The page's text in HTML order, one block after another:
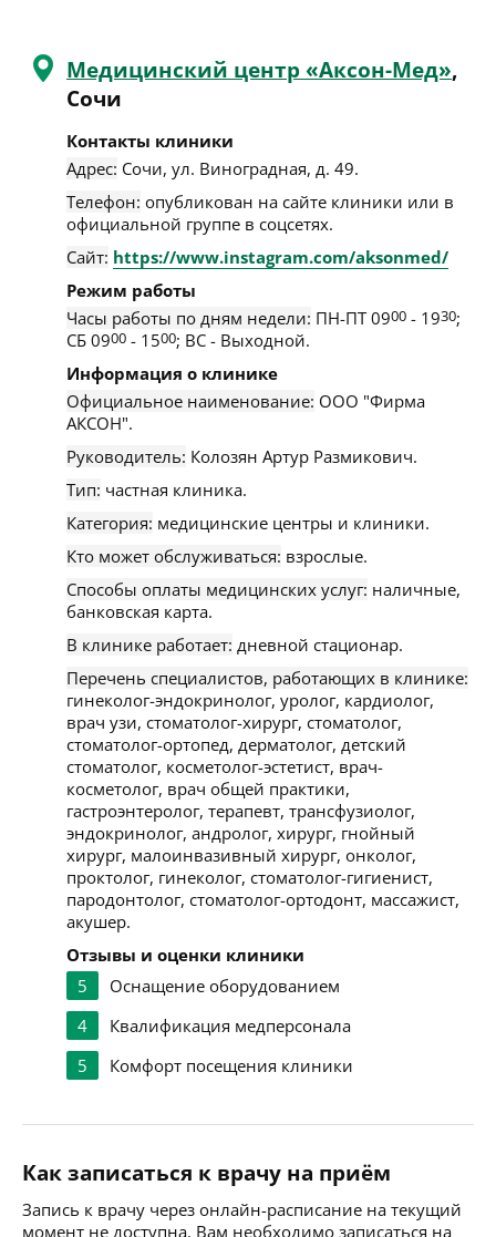
Медицинский центр «Аксон-Мед»,
Сочи
Контакты клиники
Адрес: Сочи, ул. Виноградная, д. 49.
Телефон: опубликован на сайте клиники или в
официальной группе в соцсетях.
Сайт: https://www.instagram.com/aksonmed/
Режим работы
Часы работы по дням недели: ПН-ПТ 0900 - 1930;
СБ 0900 - 1500; ВС - Выходной.
Информация о клинике
Официальное наименование: ООО "Фирма
АКСОН".
Руководитель: Колозян Артур Размикович.
Тип: частная клиника.
Категория: медицинские центры и клиники.
Кто может обслуживаться: взрослые.
Способы оплаты медицинских услуг: наличные,
банковская карта.
В клинике работает: дневной стационар.
Перечень специалистов, работающих в клинике:
гинеколог-эндокринолог, уролог, кардиолог,
врач узи, стоматолог-хирург, стоматолог,
стоматолог-ортопед, дерматолог, детский
стоматолог, косметолог-эстетист, врач-
косметолог, врач общей практики,
гастроэнтеролог, терапевт, трансфузиолог,
эндокринолог, андролог, хирург, гнойный
хирург, малоинвазивный хирург, онколог,
проктолог, гинеколог, стоматолог-гигиенист,
пародонтолог, стоматолог-ортодонт, массажист,
акушер.
Отзывы и оценки клиники
5
Оснащение оборудованием
4
Квалификация медперсонала
5
Комфорт посещения клиники
Как записаться к врачу на приём
Запись к врачу через онлайн-расписание на текущий
момент не доступна. Вам необходимо записаться на